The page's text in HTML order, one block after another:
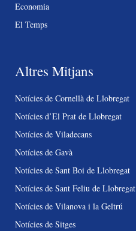
Economia
El Temps
Altres Mitjans
Notícies de Cornellà de Llobregat
Notícies d’El Prat de Llobregat
Notícies de Viladecans
Notícies de Gavà
Notícies de Sant Boi de Llobregat
Notícies de Sant Feliu de Llobregat
Notícies de Vilanova i la Geltrú
Notícies de Sitges